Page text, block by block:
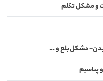
و مشکل تکلم
مشکل بلع و ...
پتاسیم